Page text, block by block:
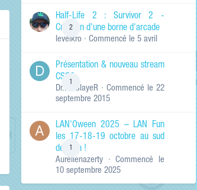
RECHERCHER LES
Titres et corps
Titres des
uniquement
2
Half-Life 2 : Survivor 2 -
Création d'une borne d'arcade
levelkro · Commencé le 5 avril
1
Présentation & nouveau stream
CSGO
Dr.KinSlayeR · Commencé le 22
septembre 2015
1
LAN'Oween 2025 – LAN Fun
les 17-18-19 octobre au sud
de Lyon !
Aurelienazerty · Commencé le
10 septembre 2025